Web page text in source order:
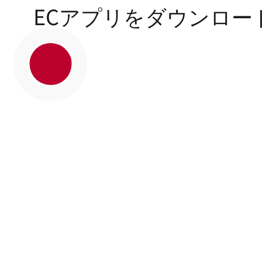
ECアプリをダウンロー